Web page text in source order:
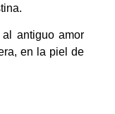
antiguo amor
en la piel de